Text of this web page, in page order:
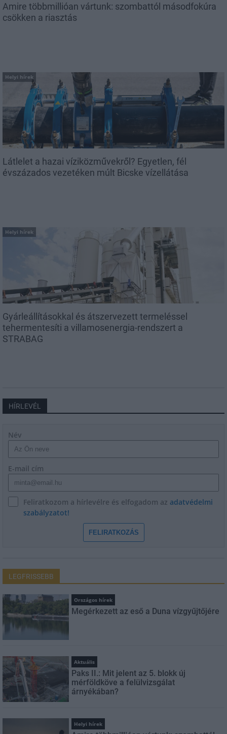
Amire többmillióan vártunk: szombattól másodfokúra
csökken a riasztás
Helyi hírek
Látlelet a hazai víziközművekről? Egyetlen, fél
évszázados vezetéken múlt Bicske vízellátása
Helyi hírek
Gyárleállításokkal és átszervezett termeléssel
tehermentesíti a villamosenergia-rendszert a
STRABAG
HÍRLEVÉL
Név
E-mail cím
Feliratkozom a hírlevélre és elfogadom az adatvédelmi
szabályzatot!
FELIRATKOZÁS
LEGFRISSEBB
Országos hírek
Megérkezett az eső a Duna vízgyűjtőjére
Aktuális
Paks II.: Mit jelent az 5. blokk új
mérföldköve a felülvizsgálat
árnyékában?
Helyi hírek